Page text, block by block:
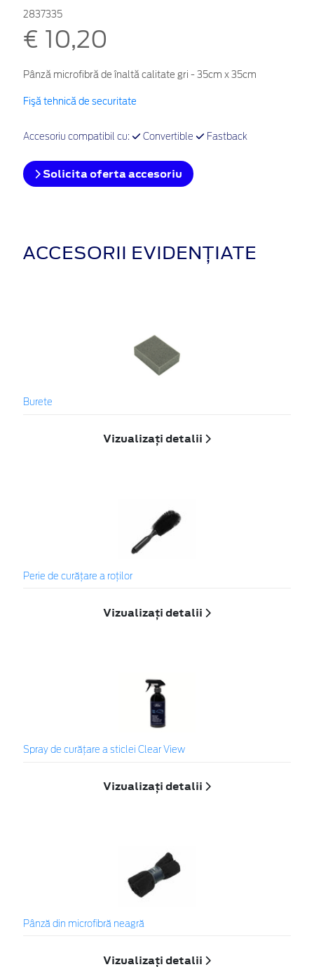
2837335
€ 10,20
Pânză microfibră de înaltă calitate gri - 35cm x 35cm
Fişă tehnică de securitate
Accesoriu compatibil cu: Convertible Fastback
Solicita oferta accesoriu
ACCESORII EVIDENȚIATE
Burete
Vizualizați detalii
Perie de curățare a roților
Vizualizați detalii
Spray de curățare a sticlei Clear View
Vizualizați detalii
Pânză din microfibră neagră
Vizualizați detalii